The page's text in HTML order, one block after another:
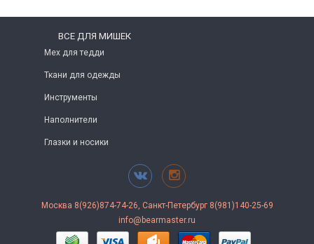
ВСЕ ДЛЯ МИШЕК
Мех для тедди
Ткани для одежды
Инструменты
Наполнители
Глазки и носики
Москва 8(926)874-74-26, Санкт-Петербург 8(981)140-25-69
info@bearmaster.ru